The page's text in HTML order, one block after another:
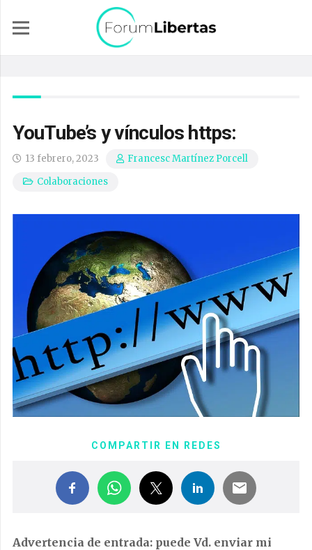
YouTube’s y vínculos https:
13 febrero, 2023
Francesc Martínez Porcell
Colaboraciones
COMPARTIR EN REDES
Advertencia de entrada: puede Vd. enviar mi